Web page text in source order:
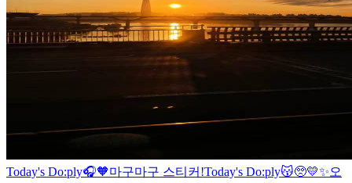
Today's Do:ply🎧🧡마구마구 스티커!Today's Do:ply😽🥺💛✨오